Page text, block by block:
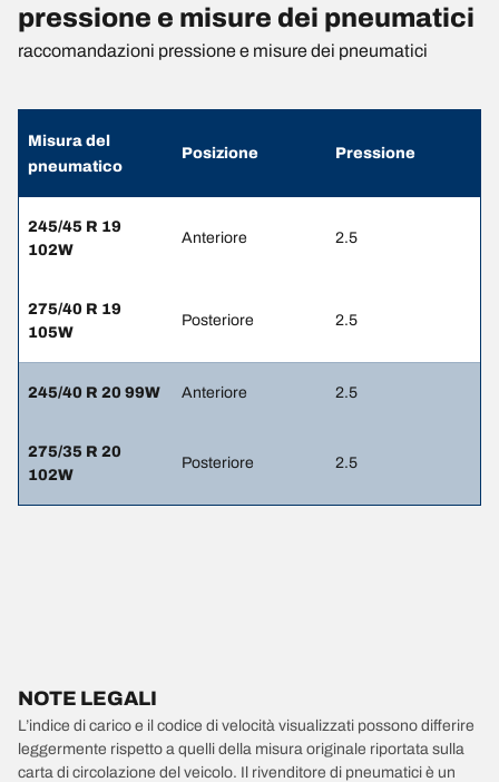
pressione e misure dei pneumatici
raccomandazioni pressione e misure dei pneumatici
Misura del
pneumatico
Posizione Pressione
245/45 R 19
102W
Anteriore 2.5
275/40 R 19
105W
Posteriore 2.5
245/40 R 20 99W Anteriore 2.5
275/35 R 20
102W
Posteriore 2.5
NOTE LEGALI
L’indice di carico e il codice di velocità visualizzati possono differire
leggermente rispetto a quelli della misura originale riportata sulla
carta di circolazione del veicolo. Il rivenditore di pneumatici è un